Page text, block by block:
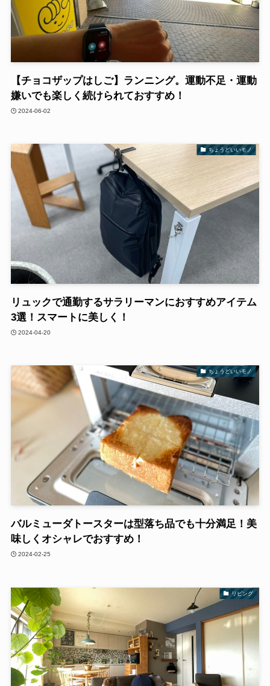
【チョコザップはしご】ランニング。運動不足・運動
嫌いでも楽しく続けられておすすめ！
2024-06-02
ちょうどいいモノ
リュックで通勤するサラリーマンにおすすめアイテム
3選！スマートに美しく！
2024-04-20
ちょうどいいモノ
バルミューダトースターは型落ち品でも十分満足！美
味しくオシャレでおすすめ！
2024-02-25
リビング